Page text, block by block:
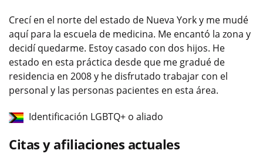
Crecí en el norte del estado de Nueva York y me mudé
aquí para la escuela de medicina. Me encantó la zona y
decidí quedarme. Estoy casado con dos hijos. He
estado en esta práctica desde que me gradué de
residencia en 2008 y he disfrutado trabajar con el
personal y las personas pacientes en esta área.
Identificación LGBTQ+ o aliado
Citas y afiliaciones actuales